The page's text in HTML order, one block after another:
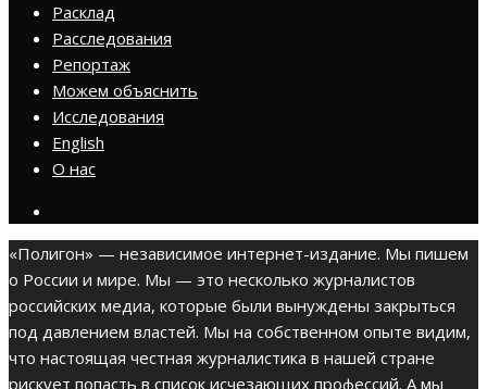
Расклад
Расследования
Репортаж
Можем объяснить
Исследования
English
О нас
«Полигон» — независимое интернет-издание. Мы пишем
о России и мире. Мы — это несколько журналистов
российских медиа, которые были вынуждены закрыться
под давлением властей. Мы на собственном опыте видим,
что настоящая честная журналистика в нашей стране
рискует попасть в список исчезающих профессий. А мы